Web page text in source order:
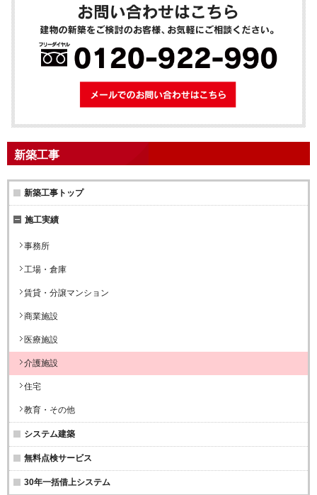
メールでのお
新築工事
新築工事トップ
施工実績
事務所
工場・倉庫
賃貸・分譲マンション
商業施設
医療施設
介護施設
住宅
教育・その他
システム建築
無料点検サービス
30年一括借上システム